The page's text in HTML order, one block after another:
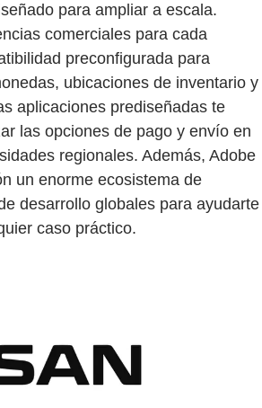
para ampliar a escala.
comerciales para cada
preconfigurada para
ubicaciones de inventario y
aplicaciones prediseñadas te
las opciones de pago y envío en
regionales. Además, Adobe
un enorme ecosistema de
desarrollo globales para ayudarte
caso práctico.